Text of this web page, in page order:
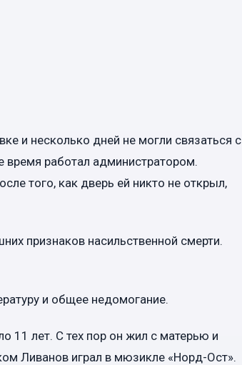
и несколько дней не могли связаться с
время работал администратором.
того, как дверь ей никто не открыл,
признаков насильственной смерти.
и общее недомогание.
11 лет. С тех пор он жил с матерью и
Ливанов играл в мюзикле «Норд-Ост».